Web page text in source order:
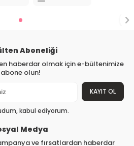
Aboneliği
haberdar olmak için e-bültenimize
abone olun!
KAYIT OL
kabul ediyorum.
Medya
ve fırsatlardan haberdar